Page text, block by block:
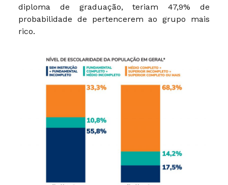
diploma de graduação, teriam 47,9% de
probabilidade de pertencerem ao grupo mais
rico.